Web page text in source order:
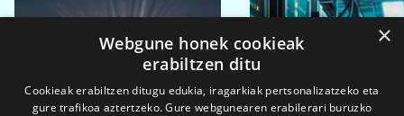
×
Webgune honek cookieak
erabiltzen ditu
Cookieak erabiltzen ditugu edukia, iragarkiak pertsonalizatzeko eta
gure trafikoa aztertzeko. Gure webgunearen erabilerari buruzko